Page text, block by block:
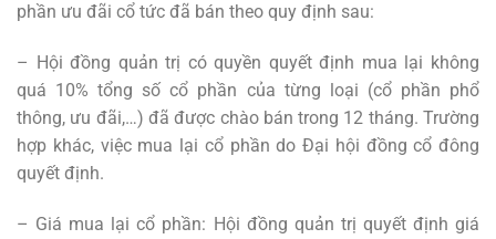
phần ưu đãi cổ tức đã bán theo quy định sau:
– Hội đồng quản trị có quyền quyết định mua lại không
quá 10% tổng số cổ phần của từng loại (cổ phần phổ
thông, ưu đãi,…) đã được chào bán trong 12 tháng. Trường
hợp khác, việc mua lại cổ phần do Đại hội đồng cổ đông
quyết định.
– Giá mua lại cổ phần: Hội đồng quản trị quyết định giá